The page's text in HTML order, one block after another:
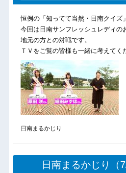
恒例の「知ってて当然・日南クイズ
今回は日南サンフレッシュレディの
地元の方との対戦です。
ＴＶをご覧の皆様も一緒に考えてく
日南まるかじり
日南まるかじり（